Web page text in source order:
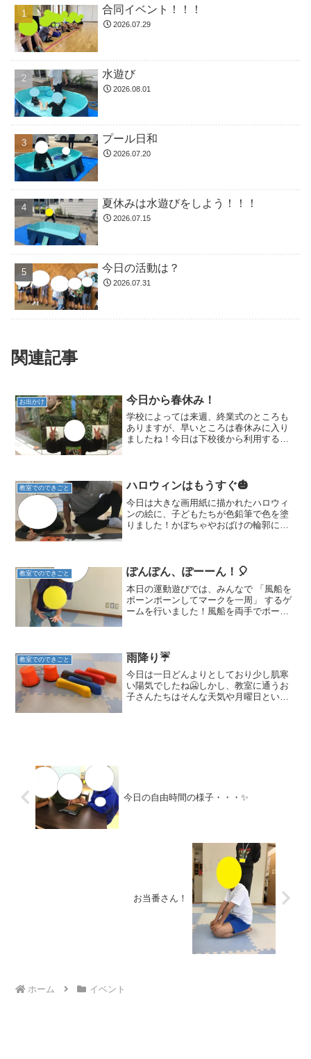
合同イベント！！！
2026.07.29
水遊び
2026.08.01
プール日和
2026.07.20
夏休みは水遊びをしよう！！！
2026.07.15
今日の活動は？
2026.07.31
関連記事
お出かけ 今日から春休み！
学校によっては来週、終業式のところも
ありますが、早いところは春休みに入り
ましたね！今日は下校後から利用するお
が、利用者がいっぱい(...
教室でのできごと ハロウィンはもうすぐ🎃
今日は大きな画用紙に描かれたハロウィ
ンの絵に、子どもたちが色鉛筆で色を塗
りました！かぼちゃやおばけの輪郭に少
塗る子もいれば、...
教室でのできごと ぽんぽん、ぽーーん！🎈
本日の運動遊びでは、みんなで 「風船を
ポーンポーンしてマークを一周」 するゲ
ームを行いました！風船を両手でポーン
ってしまったり、みん...
教室でのできごと 雨降り☔
今日は一日どんよりとしており少し肌寒
い陽気でしたね🥶しかし、教室に通うお
子さんたちはそんな天気や月曜日という
今日の自由時間の様子・・・✨
お当番さん！
ホーム イベント